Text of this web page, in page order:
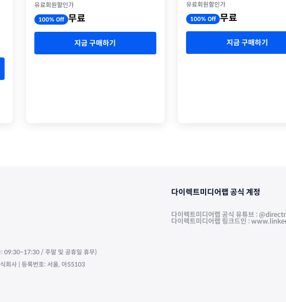
유료회원할인가
100% Off 무료
지금 구매하기
유료회원할인가
100% Off 무료
지금 구매하기
/ 주말 및 공휴일 휴무)
회사 | 등록번호: 서울, 아55103
다이렉트미디어랩 공식 계정
다이렉트미디어랩 공식 유튜브 :
다이렉트미디어랩 링크드인 :